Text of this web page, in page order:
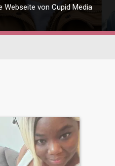
Webseite von Cupid Media